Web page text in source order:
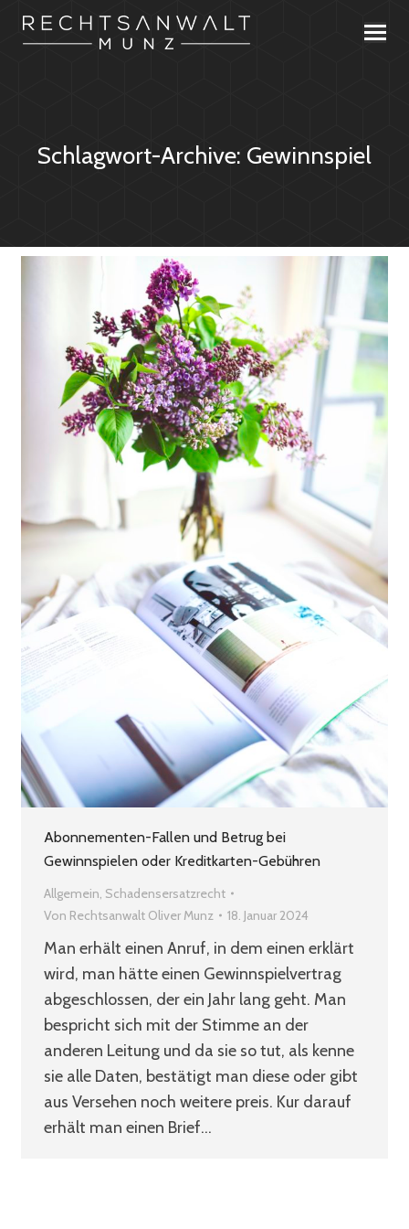
Schlagwort-Archive: Gewinnspiel
Abonnementen-Fallen und Betrug bei
Gewinnspielen oder Kreditkarten-Gebühren
Allgemein, Schadensersatzrecht
Von Rechtsanwalt Oliver Munz 18. Januar 2024
Man erhält einen Anruf, in dem einen erklärt
wird, man hätte einen Gewinnspielvertrag
abgeschlossen, der ein Jahr lang geht. Man
bespricht sich mit der Stimme an der
anderen Leitung und da sie so tut, als kenne
sie alle Daten, bestätigt man diese oder gibt
aus Versehen noch weitere preis. Kur darauf
erhält man einen Brief…